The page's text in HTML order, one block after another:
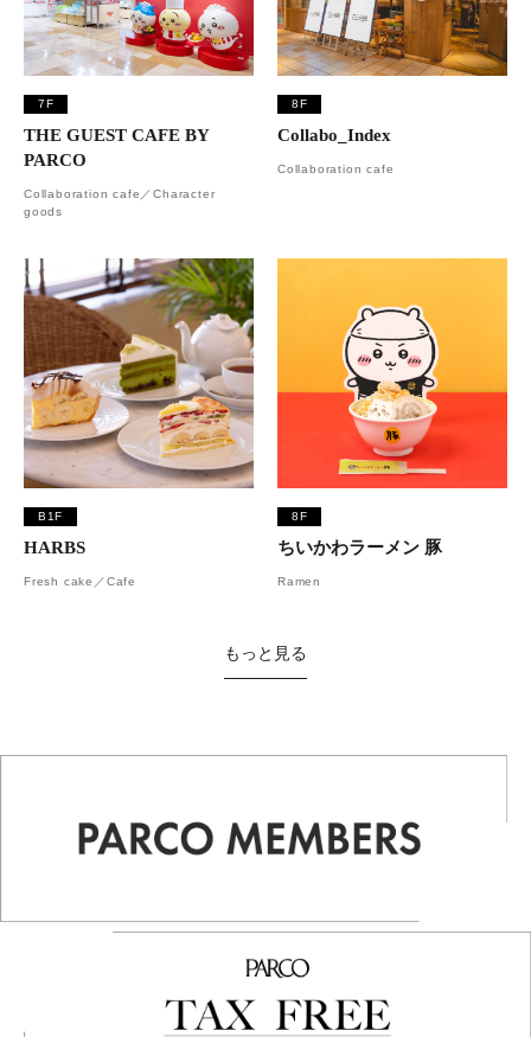
7F
THE GUEST CAFE BY
PARCO
Collaboration cafe／Character
goods
8F
Collabo_Index
Collaboration cafe
B1F
HARBS
Fresh cake／Cafe
8F
ちいかわラーメン 豚
Ramen
もっと見る